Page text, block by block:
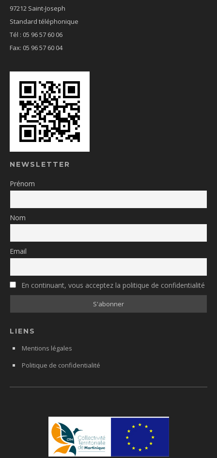
97212 Saint-Joseph
Standard téléphonique
Tél : 05 96 57 60 06
Fax: 05 96 57 60 04
NEWSLETTER
Prénom
Nom
Email
En continuant, vous acceptez la politique de confidentialité
LIENS
Mentions légales
Politique de confidentialité